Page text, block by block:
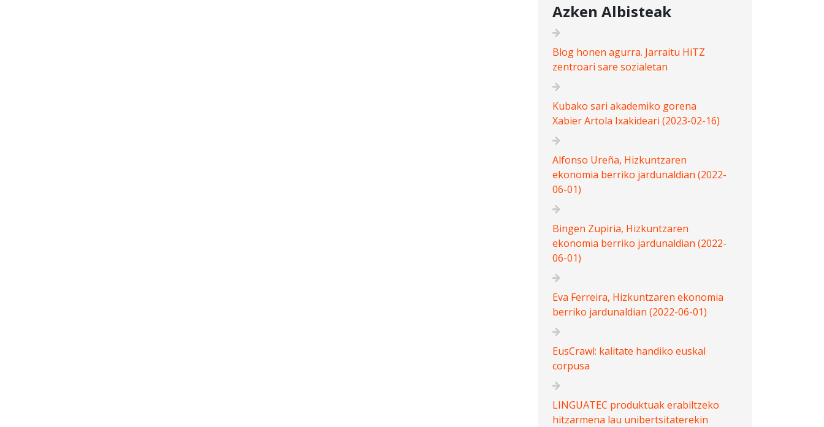
Azken Albisteak
Blog honen agurra. Jarraitu HiTZ
zentroari sare sozialetan
Kubako sari akademiko gorena
Xabier Artola Ixakideari (2023-02-16)
Alfonso Ureña, Hizkuntzaren
ekonomia berriko jardunaldian (2022-
06-01)
Bingen Zupiria, Hizkuntzaren
ekonomia berriko jardunaldian (2022-
06-01)
Eva Ferreira, Hizkuntzaren ekonomia
berriko jardunaldian (2022-06-01)
EusCrawl: kalitate handiko euskal
corpusa
LINGUATEC produktuak erabiltzeko
hitzarmena lau unibertsitaterekin